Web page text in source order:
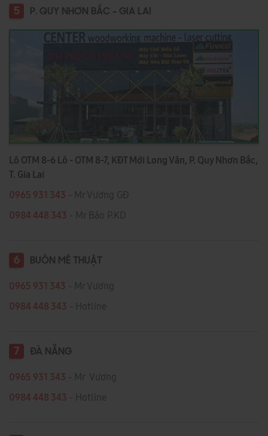
5 P. QUY NHƠN BẮC - GIA LAI
Lô OTM 8-6 Lô - OTM 8-7, KĐT Mới Long Vân, P. Quy Nhơn Bắc,
T. Gia Lai
0965 931 343 - Mr Vương GĐ
0984 448 343 - Mr Bảo P.KD
6 BUÔN MÊ THUẬT
0965 931 343 - Mr Vương
0984 448 343 - Hotline
7 ĐÀ NẴNG
0965 931 343 - Mr Vương
0984 448 343 - Hotline